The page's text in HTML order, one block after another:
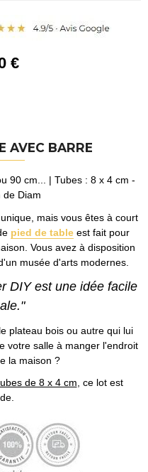
€
AVEC BARRE
90 cm... | Tubes : 8 x 4 cm -
de Diam
mais vous êtes à court
pied de tableest fait pour
Vous avez à disposition
musée d'arts modernes.
DIY est une idée facile
plateau bois ou autre qui lui
votre salle à manger l'endroit
la maison ?
de 8 x 4 cm , ce lot est